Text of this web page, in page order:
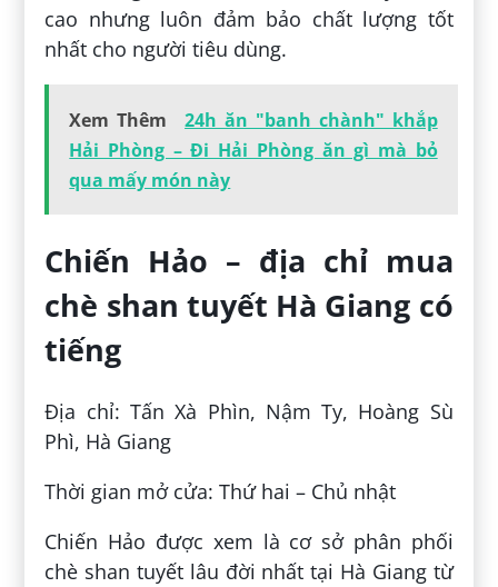
cao nhưng luôn đảm bảo chất lượng tốt
nhất cho người tiêu dùng.
Xem Thêm
24h ăn "banh chành" khắp
Hải Phòng – Đi Hải Phòng ăn gì mà bỏ
qua mấy món này
Chiến Hảo – địa chỉ mua
chè shan tuyết Hà Giang có
tiếng
Địa chỉ: Tấn Xà Phìn, Nậm Ty, Hoàng Sù
Phì, Hà Giang
Thời gian mở cửa: Thứ hai – Chủ nhật
Chiến Hảo được xem là cơ sở phân phối
chè shan tuyết lâu đời nhất tại Hà Giang từ